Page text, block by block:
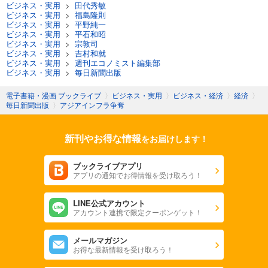
ビジネス・実用 > 田代秀敏
ビジネス・実用 > 福島隆則
ビジネス・実用 > 平野純一
ビジネス・実用 > 平石和昭
ビジネス・実用 > 宗敦司
ビジネス・実用 > 吉村和就
ビジネス・実用 > 週刊エコノミスト編集部
ビジネス・実用 > 毎日新聞出版
電子書籍・漫画 ブックライブ 〉 ビジネス・実用 〉 ビジネス・経済 〉 経済 〉
毎日新聞出版 〉 アジアインフラ争奪
新刊やお得な情報をお届けします！
ブックライブアプリ
アプリの通知でお得情報を受け取ろう！
LINE公式アカウント
アカウント連携で限定クーポンゲット！
メールマガジン
お得な最新情報を受け取ろう！